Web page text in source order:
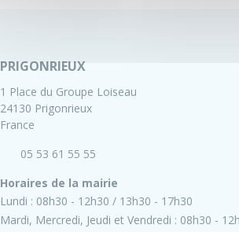
PRIGONRIEUX
1 Place du Groupe Loiseau
24130 Prigonrieux
France
05 53 61 55 55
Horaires de la mairie
Lundi : 08h30 - 12h30
13h30 - 17h30
Mardi, Mercredi, Jeudi et Vendredi : 08h30 -